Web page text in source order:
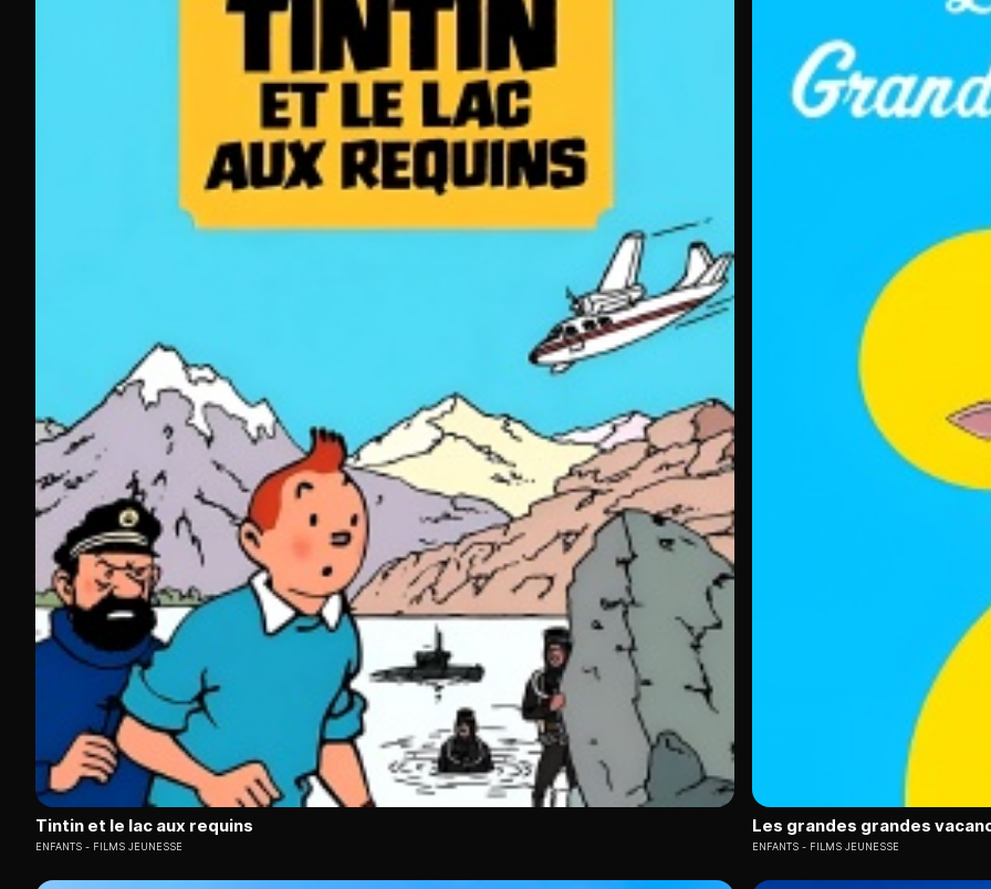
Tintin et le lac aux requins
ENFANTS FILMS JEUNESSE
Les grandes grandes
ENFANTS FILMS JEUNESSE